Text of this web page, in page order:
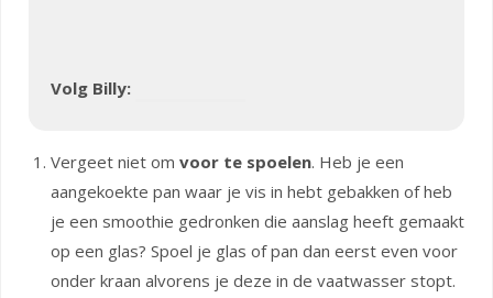
Volg Billy:
Vergeet niet om voor te spoelen. Heb je een
aangekoekte pan waar je vis in hebt gebakken of heb
je een smoothie gedronken die aanslag heeft gemaakt
op een glas? Spoel je glas of pan dan eerst even voor
onder kraan alvorens je deze in de vaatwasser stopt.